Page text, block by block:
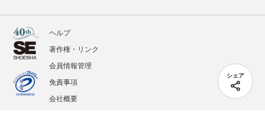
シェア
ヘルプ
著作権・リンク
会員情報管理
免責事項
会社概要